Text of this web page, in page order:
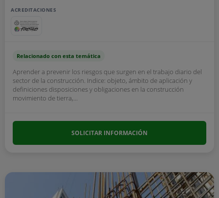
ACREDITACIONES
Relacionado con esta temática
Aprender a prevenir los riesgos que surgen en el trabajo diario del
sector de la construcción. Indice: objeto, ámbito de aplicación y
definiciones disposiciones y obligaciones en la construcción
movimiento de tierra,...
SOLICITAR INFORMACIÓN